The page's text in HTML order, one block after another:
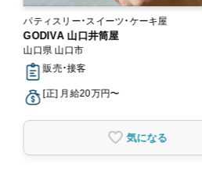
パティスリー・スイーツ・ケーキ屋
GODIVA 山口井筒屋
山口県 山口市
販売・接客
[正] 月給20万円〜
気になる